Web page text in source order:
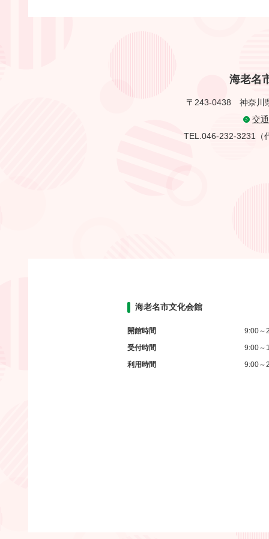
海老名
〒243-0438 神奈川
交
TEL.046-232-3231
海老名市文化会館
開館時間
9:00～
受付時間
9:00～
利用時間
9:00～